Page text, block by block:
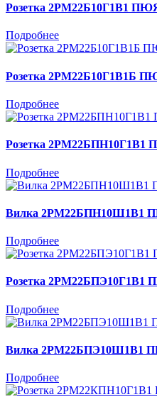
Розетка 2РМ22Б10Г1В1
Подробнее
Розетка 2РМ22Б10Г1В1Б
Подробнее
Розетка 2РМ22БПН10Г1В1
Подробнее
Вилка 2РМ22БПН10Ш1В1
Подробнее
Розетка 2РМ22БПЭ10Г1В1
Подробнее
Вилка 2РМ22БПЭ10Ш1В1
Подробнее